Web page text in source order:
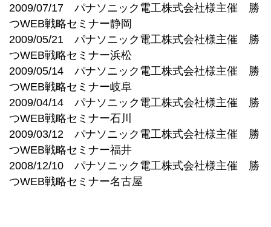
2009/07/17 パナソニック電工株式会社様主催 勝
つWEB戦略セミナー静岡
2009/05/21 パナソニック電工株式会社様主催 勝
つWEB戦略セミナー浜松
2009/05/14 パナソニック電工株式会社様主催 勝
つWEB戦略セミナー岐阜
2009/04/14 パナソニック電工株式会社様主催 勝
つWEB戦略セミナー石川
2009/03/12 パナソニック電工株式会社様主催 勝
つWEB戦略セミナー福井
2008/12/10 パナソニック電工株式会社様主催 勝
つWEB戦略セミナー名古屋